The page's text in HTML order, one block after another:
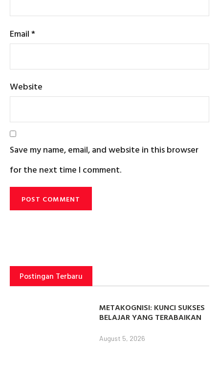
Email*
Website
Save my name, email, and website in this browser
for the next time I comment.
Postingan Terbaru
METAKOGNISI: KUNCI SUKSES
BELAJAR YANG TERABAIKAN
August 5, 2026